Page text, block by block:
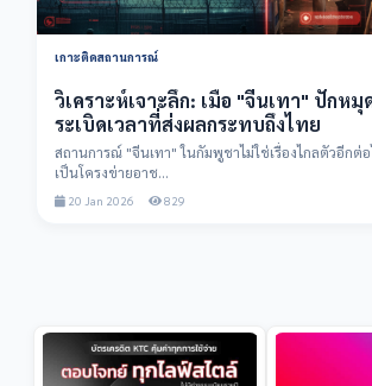
เกาะติดสถานการณ์
วิเคราะห์เจาะลึก: เมื่อ "จีนเทา" ปักห
ระเบิดเวลาที่ส่งผลกระทบถึงไทย
สถานการณ์ "จีนเทา" ในกัมพูชาไม่ใช่เรื่องไกลตัวอีกต่
เป็นโครงข่ายอาช...
20 Jan 2026 829